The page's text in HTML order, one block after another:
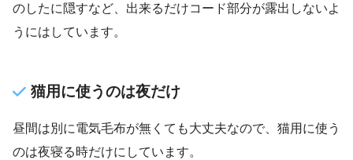
のしたに隠すなど、出来るだけコード部分が露出しないよ
うにはしています。
猫用に使うのは夜だけ
昼間は別に電気毛布が無くても大丈夫なので、猫用に使う
のは夜寝る時だけにしています。